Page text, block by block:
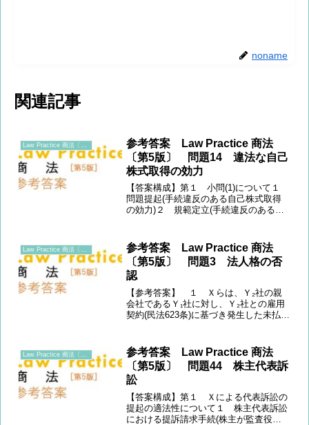
noname
関連記事
Law Practice 商法〔第5版〕
参考答案 Law Practice 商法
〔第5版〕 問題14 違法な自己
株式取得の効力
【答案構成】第１ 小問(1)について１
問題提起(手続違反のある自己株式取得
の効力)２ 規範定立(手続違反のある自
件自己株式取得の手続違反の指摘)
(2) 当て...
Law Practice 商法〔第5版〕
参考答案 Law Practice 商法
〔第5版〕 問題3 法人格の否
認
【参考答案】 １ Ｘらは、Ｙ₂社の親
会社であるＹ₁社に対し、Ｙ₂社との雇用
契約(民法623条)に基づき発生した未払給
とＹ₂社は別個の法人格を有する会社で
あり、Ｙ₁社は、...
参考答案 Law Practice 商法
〔第5版〕 問題44 株主代表訴
訟
【答案構成】第１ Ｘによる代表訴訟の
提起の適法性について１ 株主代表訴訟
における提訴請求手続(株主が監査役設